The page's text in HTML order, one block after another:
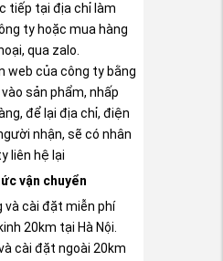
tiếp tại địa chỉ làm
ty hoặc mua hàng
qua zalo.
web của công ty bằng
sản phẩm, nhấp
để lại địa chỉ, điện
nhận, sẽ có nhân
liên hệ lại
vận chuyển
và cài đặt miễn phí
20km tại Hà Nội.
cài đặt ngoài 20km